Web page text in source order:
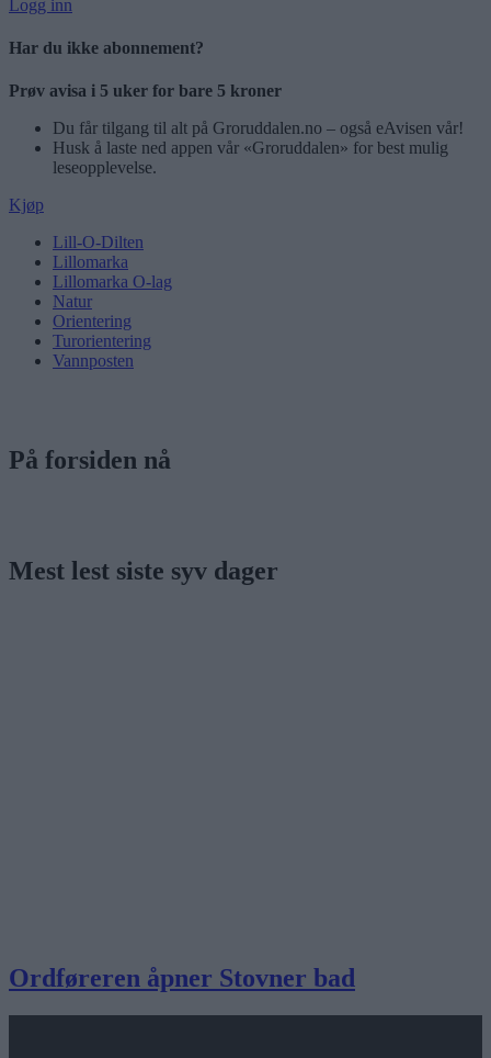
Logg inn
Har du ikke abonnement?
Prøv avisa i 5 uker for bare 5 kroner
Du får tilgang til alt på Groruddalen.no – også eAvisen vår!
Husk å laste ned appen vår «Groruddalen» for best mulig
leseopplevelse.
Kjøp
Lill-O-Dilten
Lillomarka
Lillomarka O-lag
Natur
Orientering
Turorientering
Vannposten
På forsiden nå
Mest lest siste syv dager
Ordføreren åpner Stovner bad